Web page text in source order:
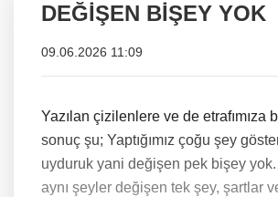
DEĞİŞEN BİŞEY YOK
09.06.2026 11:09
Yazılan çizilenlere ve de etrafımıza
sonuç şu; Yaptığımız çoğu şey
uyduruk yani değişen pek bişey
aynı şeyler değişen tek şey, şartlar